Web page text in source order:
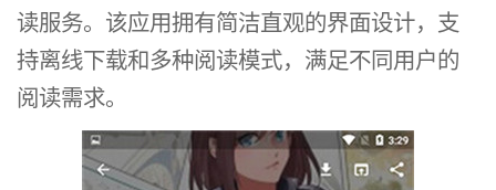
读服务。该应用拥有简洁直观的界面设计，支
持离线下载和多种阅读模式，满足不同用户的
阅读需求。